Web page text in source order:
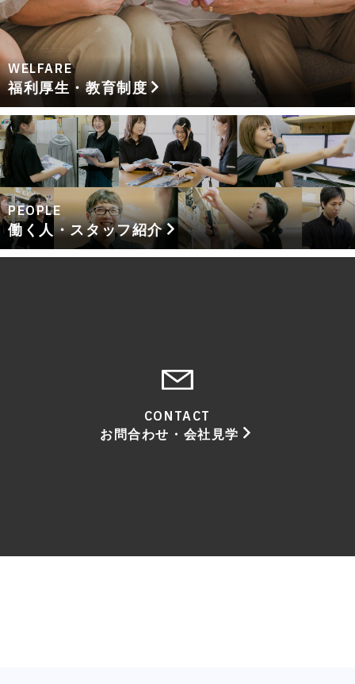
WELFARE
福利厚生・教育制度
PEOPLE
働く人・スタッフ紹介
CONTACT
お問合わせ・会社見学